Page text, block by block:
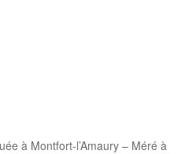
à Montfort-l’Amaury – Méré à